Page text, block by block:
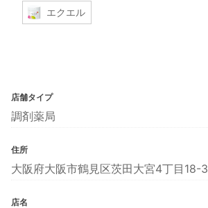
エクエル
店舗タイプ
調剤薬局
住所
大阪府大阪市鶴見区茨田大宮4丁目18-3
店名